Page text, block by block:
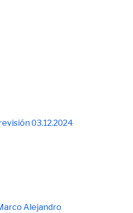
03.12.2024
Alejandro